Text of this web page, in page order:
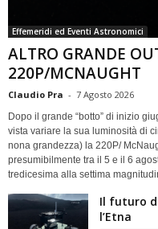
Effemeridi ed Eventi Astronomici
ALTRO GRANDE
220P/MCNAUGHT
Claudio Pra - 7 Agosto 2026
Dopo il grande “botto” di inizio
vista variare la sua luminosità di
nona grandezza) la 220P/
presumibilmente tra il 5 e il 6
tredicesima alla settima
Il futuro
l’Etna